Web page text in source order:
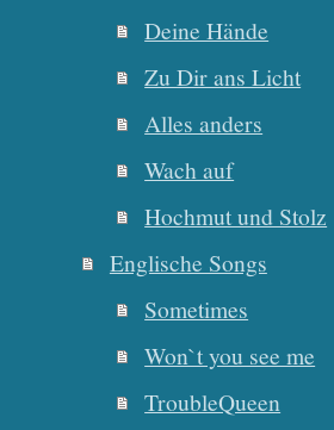
Deine Hände
Zu Dir ans Licht
Alles anders
Wach auf
Hochmut und Stolz
Englische Songs
Sometimes
Won`t you see me
TroubleQueen